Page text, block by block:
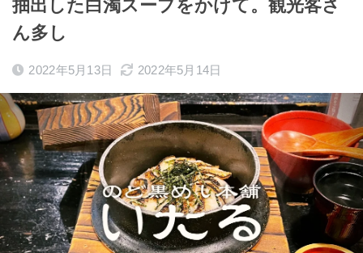
抽出した白濁スープをかけて。観光客さ
ん多し
2022年5月13日 2022年5月14日